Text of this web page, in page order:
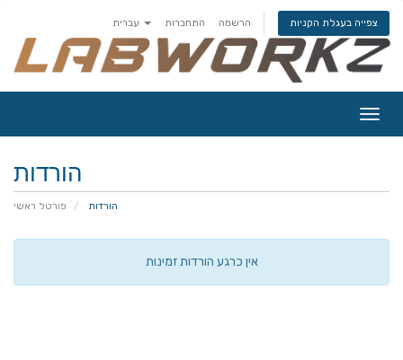
התחברות הרשמה צפייה בעגלת הקניות
ניווט
הורדות
פורטל ראשי הורדות
אין כרגע הורדות זמינות